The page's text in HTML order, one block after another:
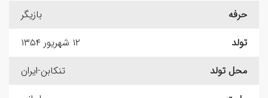
حرفه
بازیگر
تولد
۱۲ شهریور ۱۳۵۴
محل تولد
تنکابن-ایران